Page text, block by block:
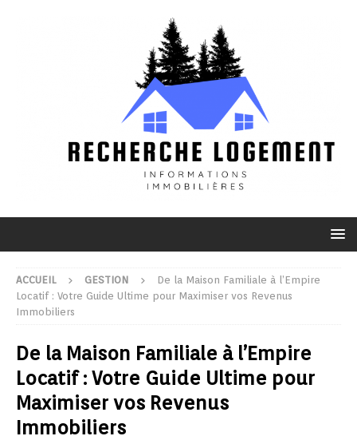
ACCUEIL GESTION
De la Maison Familiale à l’Empire
Locatif : Votre Guide Ultime pour Maximiser vos Revenus
Immobiliers
De la Maison Familiale à l’Empire
Locatif : Votre Guide Ultime pour
Maximiser vos Revenus
Immobiliers